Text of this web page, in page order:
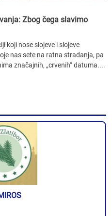
Zbog čega slavimo
koji nose slojeve i slojeve
nas sete na ratna stradanja, pa
značajnih, „crvenih“ datuma....